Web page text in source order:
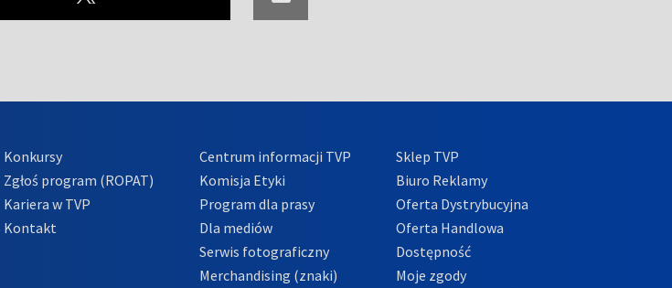
Konkursy
Zgłoś program (ROPAT)
Kariera w TVP
Kontakt
Centrum informacji TVP
Komisja Etyki
Program dla prasy
Dla mediów
Serwis fotograficzny
Merchandising (znaki)
Sklep TVP
Biuro Reklamy
Oferta Dystrybucyjna
Oferta Handlowa
Dostępność
Moje zgody